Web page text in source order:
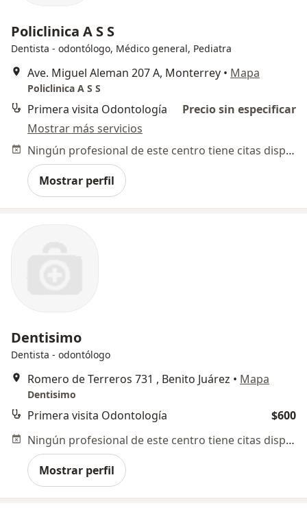
Policlinica A S S
Dentista - odontólogo, Médico general, Pediatra
Ave. Miguel Aleman 207 A, Monterrey • Mapa
Policlinica A S S
Primera visita Odontología
Precio sin especificar
Mostrar más servicios
Ningún profesional de este centro tiene citas disponibles
Mostrar perfil
Dentisimo
Dentista - odontólogo
Romero de Terreros 731 , Benito Juárez • Mapa
Dentisimo
Primera visita Odontología
$600
Ningún profesional de este centro tiene citas disponibles
Mostrar perfil